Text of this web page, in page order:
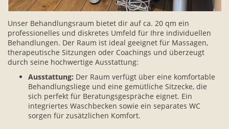
Unser Behandlungsraum bietet dir auf ca. 20 qm ein
professionelles und diskretes Umfeld für Ihre individuellen
Behandlungen. Der Raum ist ideal geeignet für Massagen,
therapeutische Sitzungen oder Coachings und überzeugt
durch seine hochwertige Ausstattung:
Ausstattung: Der Raum verfügt über eine komfortable
Behandlungsliege und eine gemütliche Sitzecke, die
sich perfekt für Beratungsgespräche eignet. Ein
integriertes Waschbecken sowie ein separates WC
sorgen für zusätzlichen Komfort.